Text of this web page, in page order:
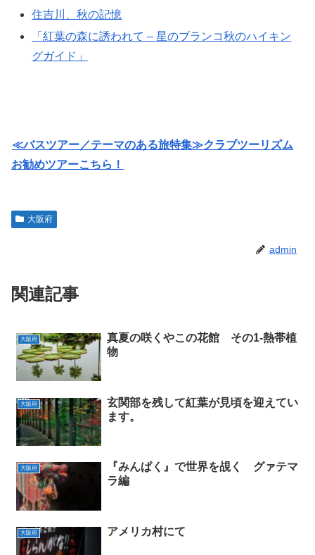
住吉川、秋の記憶
「紅葉の森に誘われて – 星のブランコ秋のハイキン
グガイド」
≪バスツアー／テーマのある旅特集≫クラブツーリズム
お勧めツアーこちら！
大阪府
admin
関連記事
大阪府
真夏の咲くやこの花館 その1-熱帯植
物
大阪府
玄関部を残して紅葉が見頃を迎えてい
ます。
大阪府
『みんぱく』で世界を覘く グァテマ
ラ編
大阪府 アメリカ村にて